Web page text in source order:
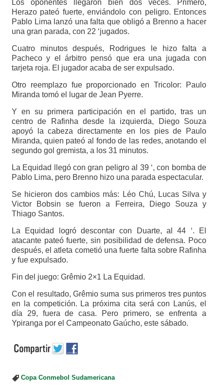
Los oponentes llegaron bien dos veces. Primero,
Herazo pateó fuerte, enviándolo con peligro. Entonces
Pablo Lima lanzó una falta que obligó a Brenno a hacer
una gran parada, con 22 ‘jugados.
Cuatro minutos después, Rodrigues le hizo falta a
Pacheco y el árbitro pensó que era una jugada con
tarjeta roja. El jugador acaba de ser expulsado.
Otro reemplazo fue proporcionado en Tricolor: Paulo
Miranda tomó el lugar de Jean Pyerre.
Y en su primera participación en el partido, tras un
centro de Rafinha desde la izquierda, Diego Souza
apoyó la cabeza directamente en los pies de Paulo
Miranda, quien pateó al fondo de las redes, anotando el
segundo gol gremista, a los 31 minutos.
La Equidad llegó con gran peligro al 39 ‘, con bomba de
Pablo Lima, pero Brenno hizo una parada espectacular.
Se hicieron dos cambios más: Léo Chú, Lucas Silva y
Victor Bobsin se fueron a Ferreira, Diego Souza y
Thiago Santos.
La Equidad logró descontar con Duarte, al 44 ‘. El
atacante pateó fuerte, sin posibilidad de defensa. Poco
después, el atleta cometió una fuerte falta sobre Rafinha
y fue expulsado.
Fin del juego: Grêmio 2×1 La Equidad.
Con el resultado, Grêmio suma sus primeros tres puntos
en la competición. La próxima cita será con Lanús, el
día 29, fuera de casa. Pero primero, se enfrenta a
Ypiranga por el Campeonato Gaúcho, este sábado.
Copa Conmebol Sudamericana